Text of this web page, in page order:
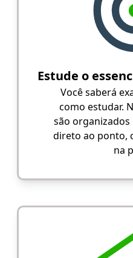
Estude o
Você saberá
como estudar.
são
direto ao ponto,
na